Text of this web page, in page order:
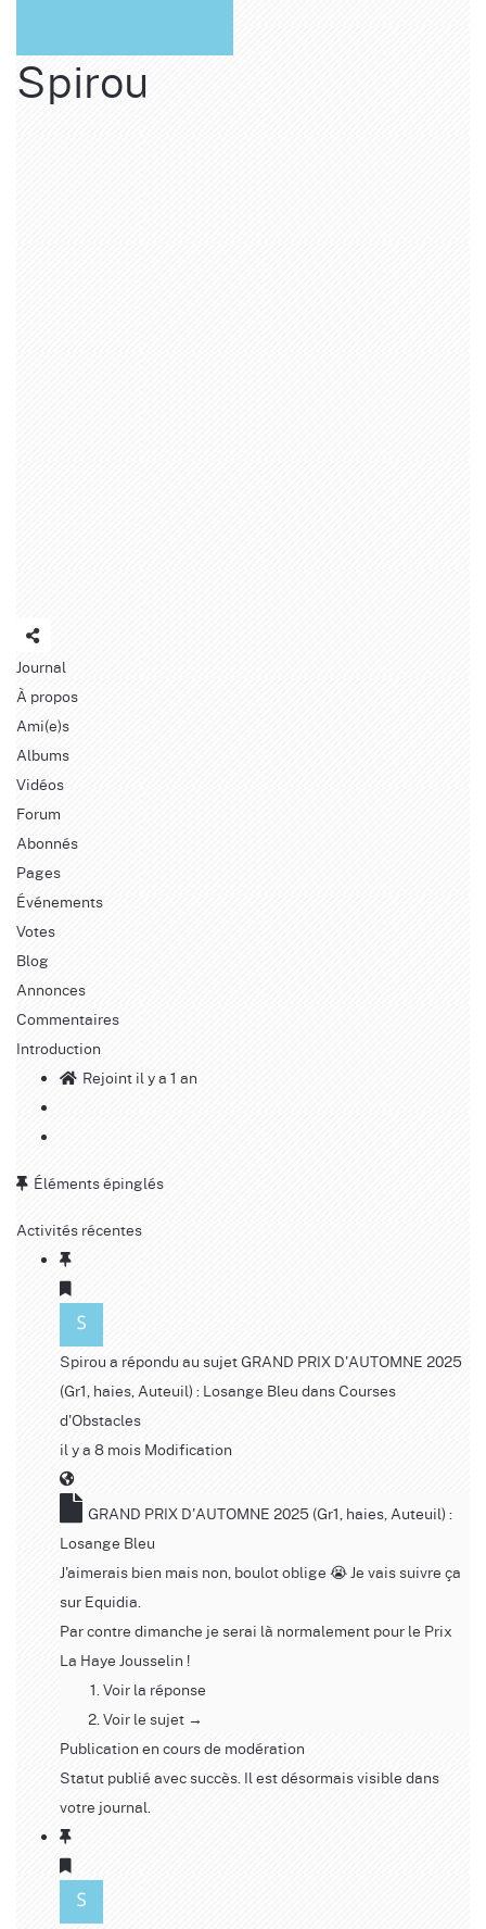
Spirou
Journal
À propos
Ami(e)s
Albums
Vidéos
Forum
Abonnés
Pages
Événements
Votes
Blog
Annonces
Commentaires
Introduction
Rejoint il y a 1 an
Éléments épinglés
Activités récentes
Spirou a répondu au sujet GRAND PRIX D'AUTOMNE 2025
(Gr1, haies, Auteuil) : Losange Bleu dans Courses
d'Obstacles
il y a 8 mois Modification
GRAND PRIX D'AUTOMNE 2025 (Gr1, haies, Auteuil) :
Losange Bleu
J'aimerais bien mais non, boulot oblige 😭 Je vais suivre ça
sur Equidia.
Par contre dimanche je serai là normalement pour le Prix
La Haye Jousselin !
Voir la réponse
Voir le sujet →
Publication en cours de modération
Statut publié avec succès. Il est désormais visible dans
votre journal.